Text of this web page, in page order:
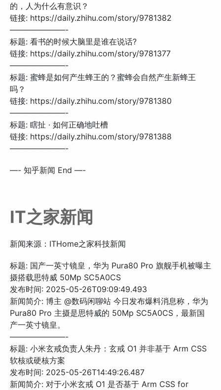
的，人为什么有意识？
链接: https://daily.zhihu.com/story/9781382
———————-
标题: 看书的时候大脑里是谁在说话?
链接: https://daily.zhihu.com/story/9781377
———————-
标题: 蜜蜂是如何产生蜂王的？蜜蜂会自然产生新蜂王
吗？
链接: https://daily.zhihu.com/story/9781380
———————-
标题: 瞎扯 · 如何正确地吐槽
链接: https://daily.zhihu.com/story/9781388
———————-
—- 知乎新闻 End —-
IT之家新闻
新闻来源：ITHome之家科技新闻
标题: 国产一英寸镜皇，华为 Pura80 Pro 旗舰手机被曝主
摄搭载思特威 50Mp SC5A0CS
发布时间: 2025-05-26T09:09:49.493
新闻简介: 博主 @数码闲聊站 今日发布爆料消息称，华为
Pura80 Pro 主摄是思特威的 50Mp SC5A0CS，最新国
产一英寸镜皇。
———————-
标题: 小米玄戒负责人朱丹：玄戒 O1 并非基于 Arm CSS
软核或硬核方案
发布时间: 2025-05-26T14:49:26.487
新闻简介: 对于小米玄戒 O1 是否基于 Arm CSS for